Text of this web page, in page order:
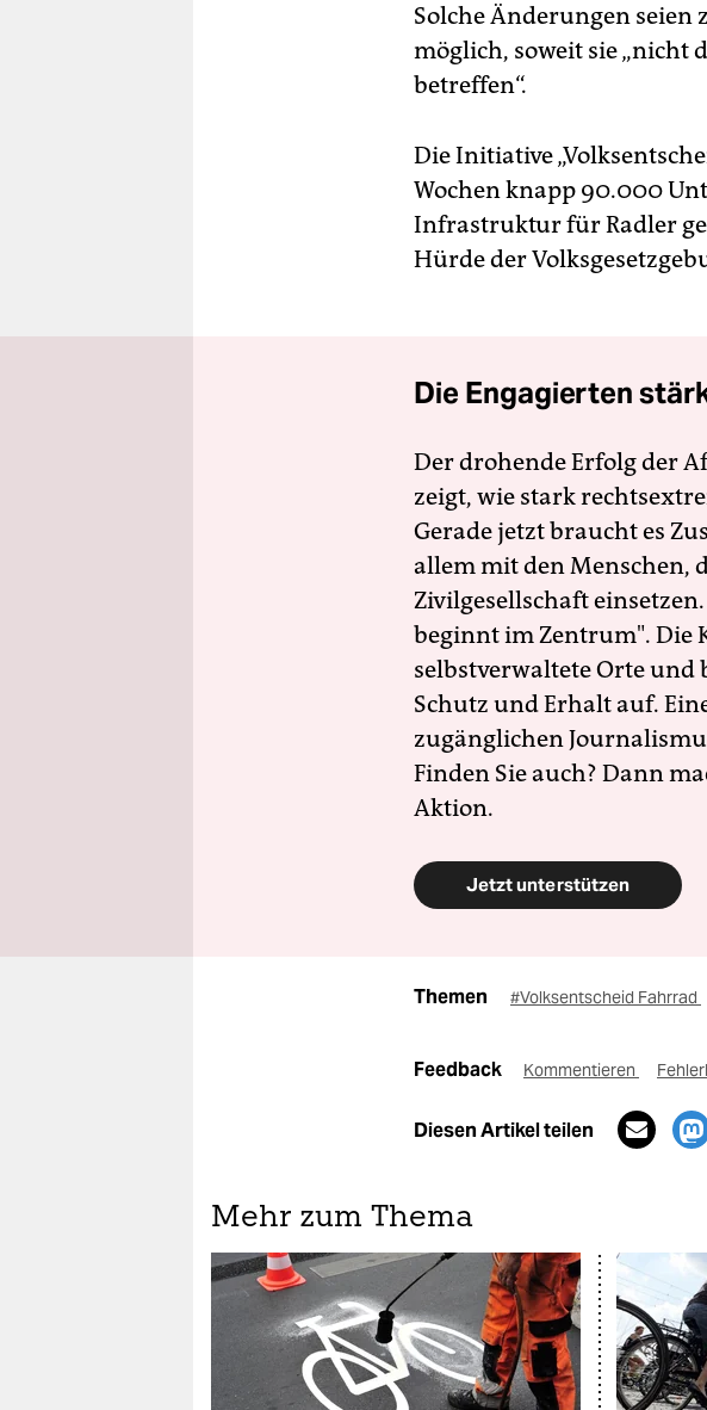
Solche Änderungen
möglich, soweit sie „nicht
betreffen“.
Die Initiative
Wochen knapp 90.000
Infrastruktur für Radler
Hürde der
Die Engagierten
Der drohende Erfolg der
zeigt, wie stark
Gerade jetzt braucht es
allem mit den Menschen,
Zivilgesellschaft
beginnt im Zentrum". Die
selbstverwaltete Orte und
Schutz und Erhalt auf.
zugänglichen
Finden Sie auch? Dann
Aktion.
Jetzt unterstützen
Themen #Volksentscheid Fahrrad
Feedback Kommentieren
Diesen Artikel teilen
Mehr zum Thema